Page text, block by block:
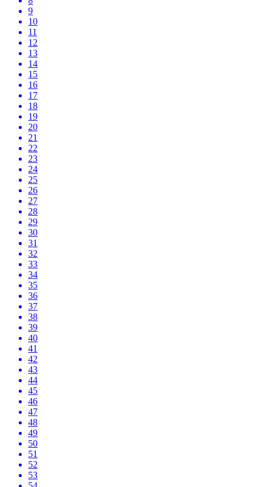
9
10
11
12
13
14
15
16
17
18
19
20
21
22
23
24
25
26
27
28
29
30
31
32
33
34
35
36
37
38
39
40
41
42
43
44
45
46
47
48
49
50
51
52
53